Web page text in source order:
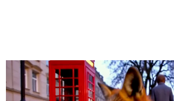
訊
播